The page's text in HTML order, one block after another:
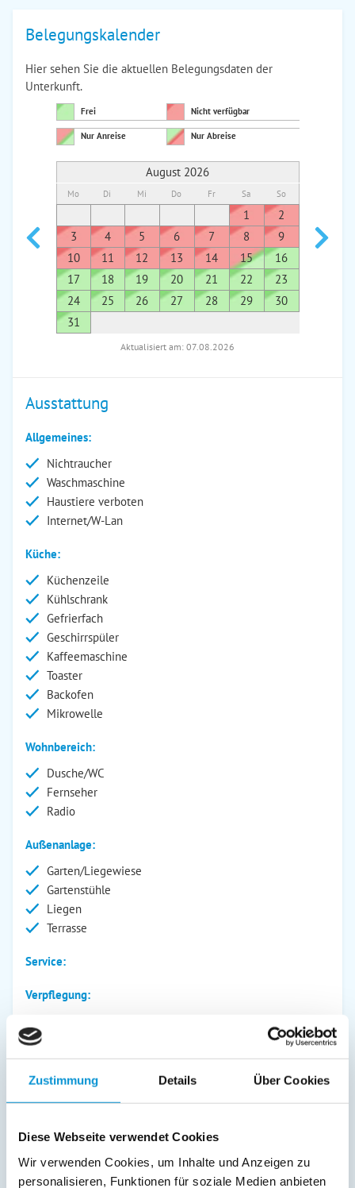
Zustimmung Details Über Cookies
Diese Webseite verwendet Cookies
Wir verwenden Cookies, um Inhalte und Anzeigen zu
personalisieren, Funktionen für soziale Medien anbieten
Belegungskalender
Hier sehen Sie die aktuellen Belegungsdaten der
Unterkunft.
Frei Nicht verfügbar
Nur Anreise Nur Abreise
August 2026
Mo Di Mi Do Fr Sa So
1
2
3
4 5 6 7 8
9
10
11 12 13 14 15
16
17
18 19 20 21 22
23
24
25 26 27 28 29
30
31
7
Aktualisiert am: 07.08.2026
Ausstattung
Allgemeines:
Nichtraucher
Waschmaschine
Haustiere verboten
Internet/W-Lan
Küche:
Küchenzeile
Kühlschrank
Gefrierfach
Geschirrspüler
Kaffeemaschine
Toaster
Backofen
Mikrowelle
Wohnbereich:
Dusche/WC
Fernseher
Radio
Außenanlage:
Garten/Liegewiese
Gartenstühle
Liegen
Terrasse
Service:
Verpflegung:
Beschreibung
der ganzen Familie in Lemkenhafen. Lagebeschreibung: Die
Lemkenhafen im Südwesten der Insel Fehmarn. Der kleine
Ort besticht durch seinen maritimen Charme, den